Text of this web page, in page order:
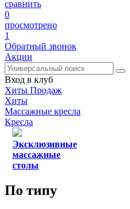
сравнить
0
просмотрено
1
Обратный звонок
Акции
Вход в клуб
Хиты Продаж
Хиты
Массажные кресла
Кресла
Эксклюзивные
массажные
столы
По типу